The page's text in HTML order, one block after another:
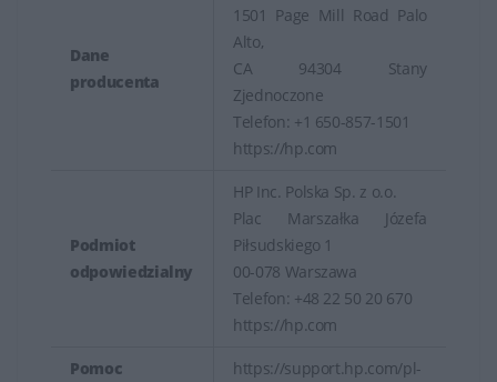
Dane
producenta
1501 Page Mill Road Palo
Alto,
CA 94304 Stany
Zjednoczone
Telefon: +1 650-857-1501
https://hp.com
Podmiot
odpowiedzialny
HP Inc. Polska Sp. z o.o.
Plac Marszałka Józefa
Piłsudskiego 1
00-078 Warszawa
Telefon: +48 22 50 20 670
https://hp.com
Pomoc
https://support.hp.com/pl-